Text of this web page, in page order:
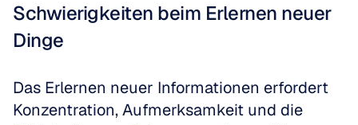
Schwierigkeiten beim Erlernen neuer
Dinge
Das Erlernen neuer Informationen erfordert
Konzentration, Aufmerksamkeit und die